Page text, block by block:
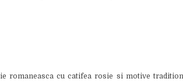
romaneasca cu catifea rosie si motive